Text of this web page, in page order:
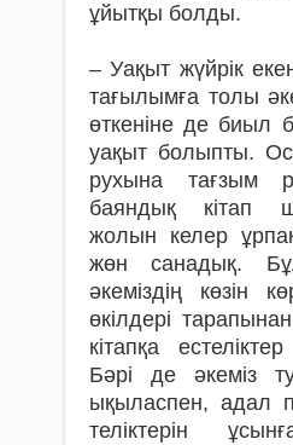
ұйытқы болды.
– Уақыт жүйрік
тағылымға толы
өткеніне де биыл
уақыт болыпты.
рухына тағзым
баяндық кітап
жолын келер
жөн санадық.
әкеміздің көзін
өкілдері
кітапқа
Бәрі де әкеміз
ықыласпен, адал
теліктерін